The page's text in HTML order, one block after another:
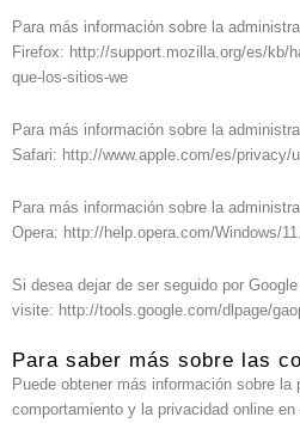
Para más información sobre la
Firefox: http://support.mozilla.org/es/kb/
que-los-sitios-we
Para más información sobre la
Safari: http://www.apple.com/es/privacy/
Para más información sobre la
Opera: http://help.opera.com/Windows/
Si desea dejar de ser seguido por
visite: http://tools.google.com/dlpage/
Para saber más sobre las
Puede obtener más información sobre la
comportamiento y la privacidad online